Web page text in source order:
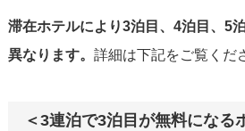
滞在ホテルにより3泊目、4泊目、5
異なります。 詳細は下記をご覧くだ
＜3連泊で3泊目が無料になる